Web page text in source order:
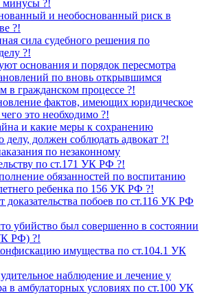
минусы ?!
и необоснованный риск в
?!
сила судебного решения по
?!
основания и порядок пересмотра
по вновь открывшимся
в гражданском процессе ?!
фактов, имеющих юридическое
это необходимо ?!
и какие меры к сохранению
должен соблюдать адвокат ?!
по незаконному
по ст.171 УК РФ ?!
обязанностей по воспитанию
ребенка по 156 УК РФ ?!
доказательства побоев по ст.116 УК РФ
убийство был совершенно в состоянии
РФ) ?!
имущества по ст.104.1 УК
наблюдение и лечение у
в амбулаторных условиях по ст.100 УК